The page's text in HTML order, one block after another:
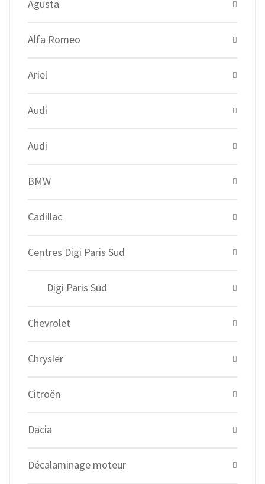
Agusta
Alfa Romeo
Ariel
Audi
Audi
BMW
Cadillac
Centres Digi Paris Sud
Digi Paris Sud
Chevrolet
Chrysler
Citroën
Dacia
Décalaminage moteur